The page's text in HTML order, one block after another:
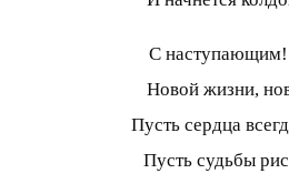
С
Новой жизни,
Пусть сердца
Пусть судьбы